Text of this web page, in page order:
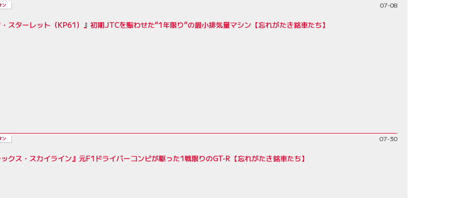
ン 07-08
・スターレット（KP61）』初期JTCを賑わせた“1年限り”の最小排気量マシン【忘れがたき銘車たち】
ン 07-30
ックス・スカイライン』元F1ドライバーコンビが駆った1戦限りのGT-R【忘れがたき銘車たち】